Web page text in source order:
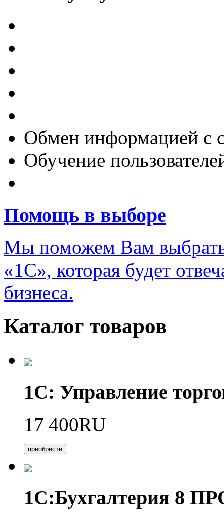
Обмен информацией с
Обучение
Помощь в выборе
Мы поможем Вам
«1С», которая будет
бизнеса.
Каталог товаров
1С: Управление
17 400RU
приобрести
1С:Бухгалтерия 8